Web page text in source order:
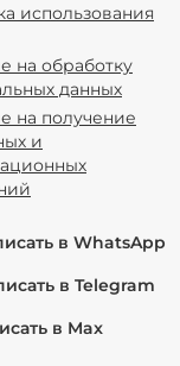
использования
на обработку
данных
на получение
и
в WhatsApp
в Telegram
в Max